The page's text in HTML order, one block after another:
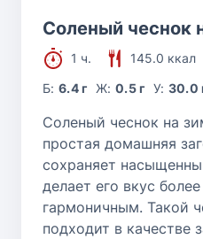
Соленый чеснок
1 ч.
145.0 ккал
Б:6.4 г Ж: 0.5 г У: 30.0
Соленый чеснок на
простая домашняя
сохраняет
делает его вкус
гармоничным. Такой
подходит в качестве